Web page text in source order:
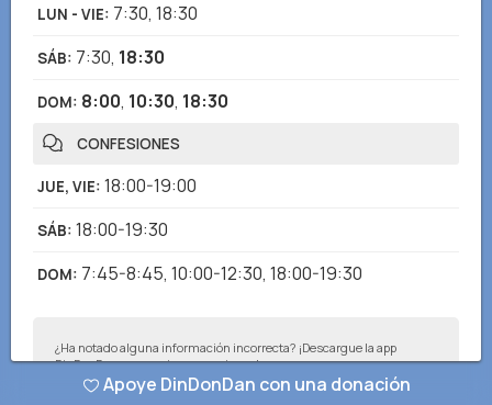
LUN - VIE: 7:30, 18:30
SÁB: 7:30, 18:30
DOM: 8:00, 10:30, 18:30
CONFESIONES
JUE, VIE: 18:00-19:00
SÁB: 18:00-19:30
DOM: 7:45-8:45, 10:00-12:30, 18:00-19:30
¿Ha notado alguna información incorrecta? ¡Descargue la app
DinDonDan para enviar correcciones!
Apoye DinDonDan con una donación